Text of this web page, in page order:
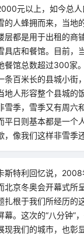
元以上，如今总
的人蜂拥而来，当地
层都是用于出租的商
具店和餐馆。目前，
餐馆总数超过300家
条百米长的县城小街
地人形容整个县城的
雪季，雪季又有周六
平日则基本都是一个
，像我们这样非雪季
斯特利回忆说，2008
北京冬奥会开幕式所
扎根于我们所经历的
幕。这次的“八分钟”
现我们的城市，也彰